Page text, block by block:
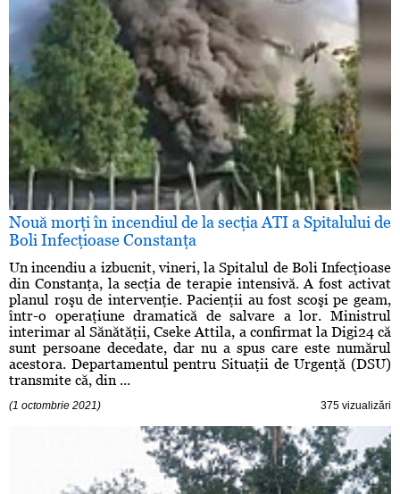
Nouă morţi în incendiul de la secţia ATI a Spitalului de
Boli Infecţioase Constanţa
Un incendiu a izbucnit, vineri, la Spitalul de Boli Infecţioase
din Constanţa, la secţia de terapie intensivă. A fost activat
planul roşu de intervenţie. Pacienţii au fost scoşi pe geam,
într-o operaţiune dramatică de salvare a lor. Ministrul
interimar al Sănătăţii, Cseke Attila, a confirmat la Digi24 că
sunt persoane decedate, dar nu a spus care este numărul
acestora. Departamentul pentru Situaţii de Urgenţă (DSU)
transmite că, din ...
(1 octombrie 2021) 375 vizualizări